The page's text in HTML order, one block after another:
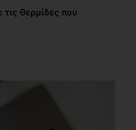
τις Θερμίδες που